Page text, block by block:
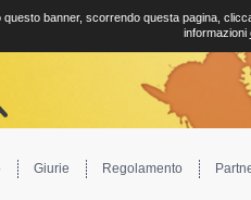
Giurie Regolamento
banner, scorrendo questa pagina,
informazioni